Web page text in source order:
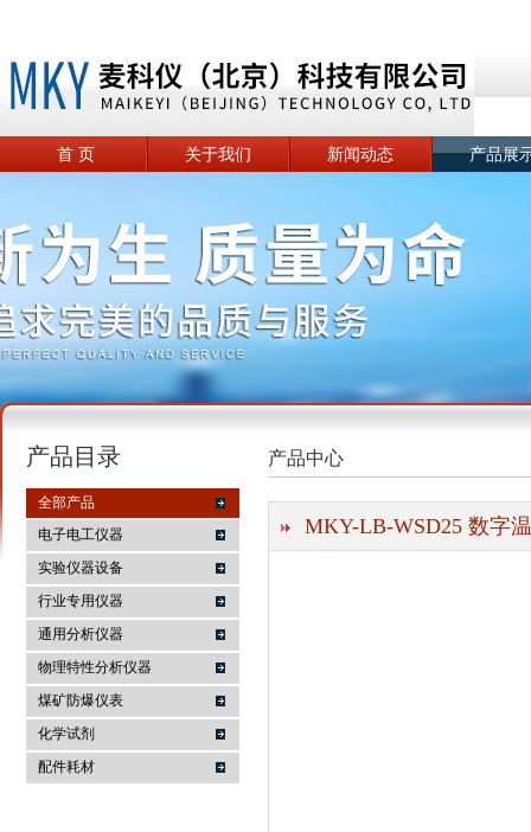
麦科仪（北京）科技有限公司
首 页 关于我们 新闻动态 产品展
产品目录
全部产品
电子电工仪器
实验仪器设备
行业专用仪器
通用分析仪器
物理特性分析仪器
煤矿防爆仪表
化学试剂
配件耗材
产品中心
MKY-LB-WSD25 数字